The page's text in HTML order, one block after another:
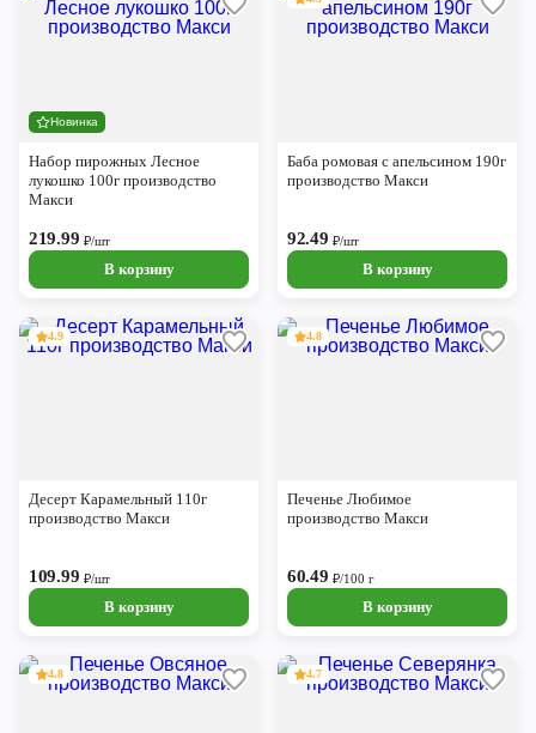
Новинка
Набор пирожных Лесное
лукошко 100г производство
Макси
219.99 ₽/шт
В корзину
Баба ромовая с апельсином 190г
производство Макси
92.49₽/шт
В корзину
4.9
Десерт Карамельный 110г
производство Макси
109.99 ₽/шт
В корзину
4.8
Печенье Любимое
производство Макси
60.49₽/100 г
В корзину
4.8 4.7